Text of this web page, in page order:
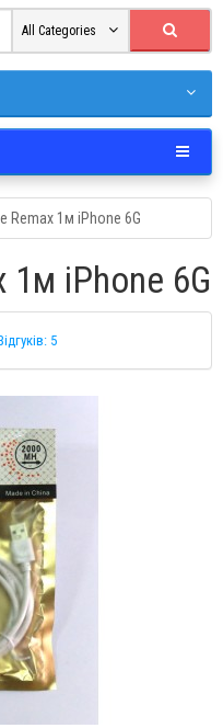
All Categories
Remax 1м iPhone 6G
1м iPhone 6G
5